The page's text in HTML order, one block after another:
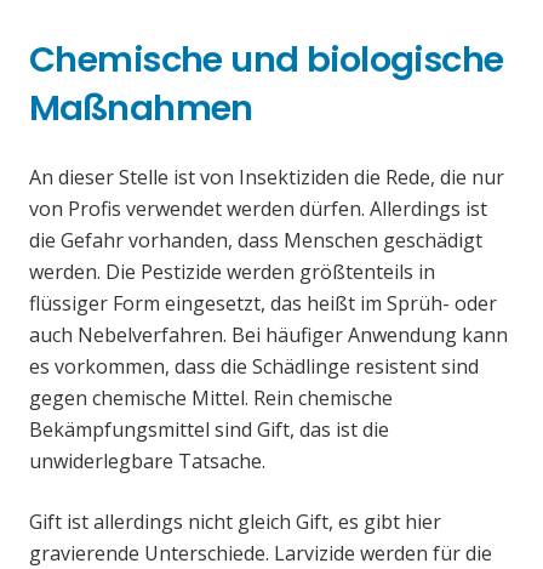
Chemische und biologische
Maßnahmen
An dieser Stelle ist von Insektiziden die Rede, die nur
von Profis verwendet werden dürfen. Allerdings ist
die Gefahr vorhanden, dass Menschen geschädigt
werden. Die Pestizide werden größtenteils in
flüssiger Form eingesetzt, das heißt im Sprüh- oder
auch Nebelverfahren. Bei häufiger Anwendung kann
es vorkommen, dass die Schädlinge resistent sind
gegen chemische Mittel. Rein chemische
Bekämpfungsmittel sind Gift, das ist die
unwiderlegbare Tatsache.
Gift ist allerdings nicht gleich Gift, es gibt hier
gravierende Unterschiede. Larvizide werden für die